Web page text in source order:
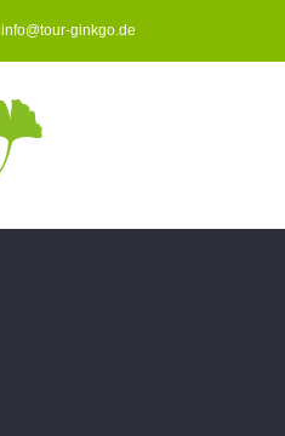
info@tour-ginkgo.de